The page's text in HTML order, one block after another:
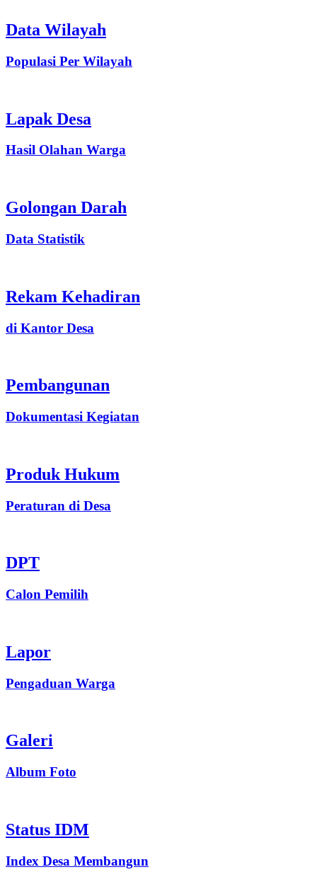
Data Wilayah
Populasi Per Wilayah
Lapak Desa
Hasil Olahan Warga
Golongan Darah
Data Statistik
Rekam Kehadiran
di Kantor Desa
Pembangunan
Dokumentasi Kegiatan
Produk Hukum
Peraturan di Desa
DPT
Calon Pemilih
Lapor
Pengaduan Warga
Galeri
Album Foto
Status IDM
Index Desa Membangun